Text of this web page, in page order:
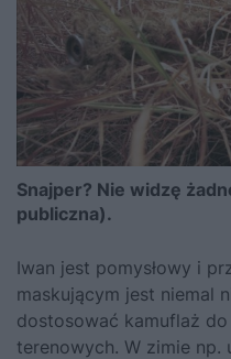
Snajper? Nie widzę
publiczna).
Iwan jest pomysłowy i
maskującym jest niemal
dostosować kamuflaż
terenowych. W zimie np.